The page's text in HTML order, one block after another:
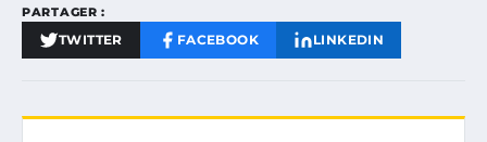
PARTAGER :
TWITTER FACEBOOK LINKEDIN